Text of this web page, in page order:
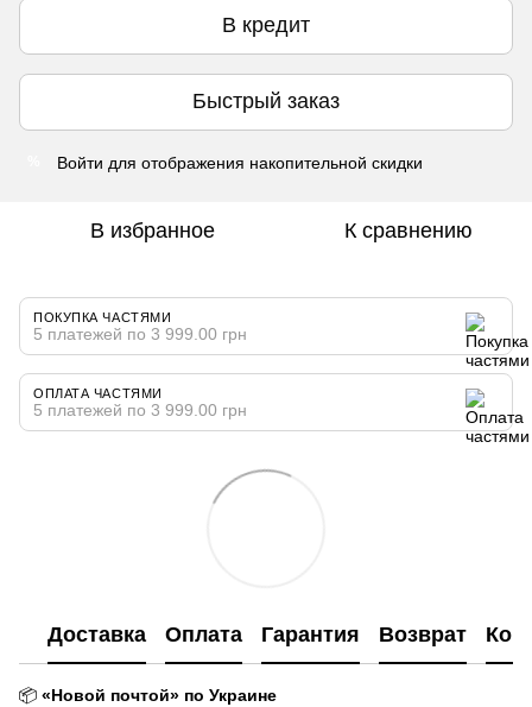
В кредит
Быстрый заказ
Войти для отображения накопительной скидки
В избранное К сравнению
ПОКУПКА ЧАСТЯМИ
5 платежей по 3 999.00 грн
ОПЛАТА ЧАСТЯМИ
5 платежей по 3 999.00 грн
Доставка Оплата Гарантия Возврат
📦 «Новой почтой» по Украине